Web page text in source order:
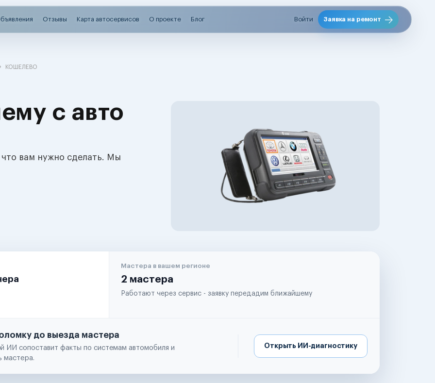
Отзывы Карта автосервисов О проекте Блог Войти Заявка на ремонт
КОШЕЛЕВО
с авто
вам нужно сделать. Мы
Мастера в вашем регионе
2 мастера
Работают через сервис - заявку передадим ближайшему
до выезда мастера
ИИ сопоставит факты по системам автомобиля и
мастера.
Открыть ИИ-диагностику